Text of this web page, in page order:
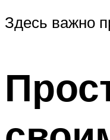
Здесь важно